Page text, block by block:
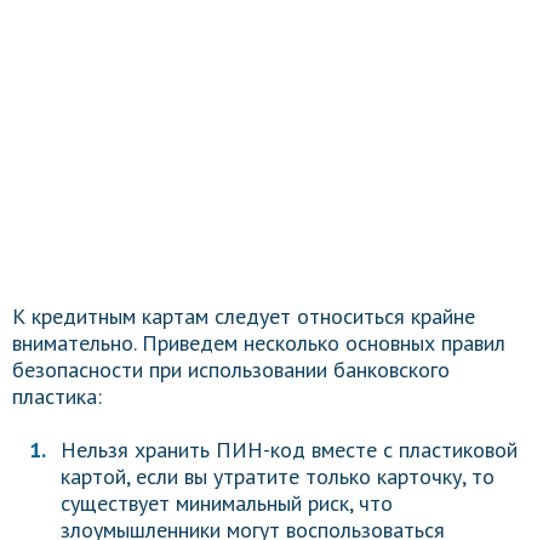
К кредитным картам следует относиться крайне
внимательно. Приведем несколько основных правил
безопасности при использовании банковского
пластика:
Нельзя хранить ПИН-код вместе с пластиковой
картой, если вы утратите только карточку, то
существует минимальный риск, что
злоумышленники могут воспользоваться